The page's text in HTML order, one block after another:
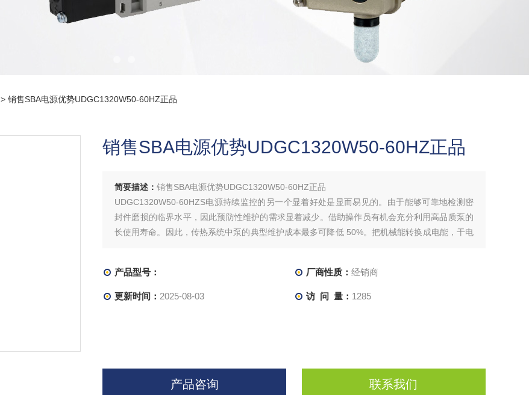
> 销售SBA电源优势UDGC1320W50-60HZ正品
销售SBA电源优势UDGC1320W50-60HZ正品
简要描述： 销售SBA电源优势UDGC1320W50-60HZ正品
UDGC1320W50-60HZS电源持续监控的另一个显着好处是显而易见的。由于能够可靠地检测密
封件磨损的临界水平，因此预防性维护的需求显着减少。借助操作员有机会充分利用高品质泵的
长使用寿命。因此，传热系统中泵的典型维护成本最多可降低 50%。把机械能转换成电能，干电
产品型号： 厂商性质： 经销商
更新时间： 2025-08-03 访 问 量： 1285
产品咨询 联系我们